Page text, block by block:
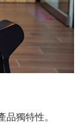
品獨特性。